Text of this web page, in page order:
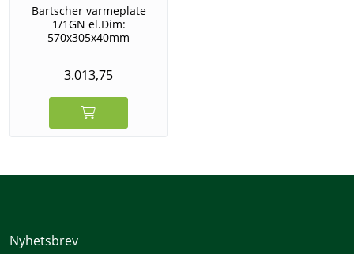
Bartscher varmeplate
1/1GN el.Dim:
570x305x40mm
3.013,75
Nyhetsbrev